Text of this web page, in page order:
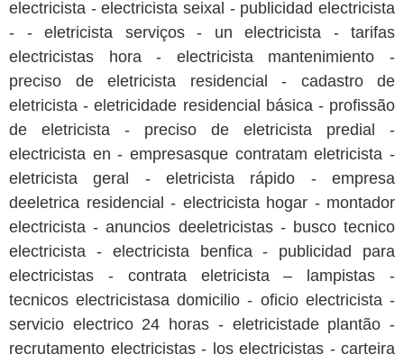
electricista - electricista seixal - publicidad electricista
- - eletricista serviços - un electricista - tarifas
electricistas hora - electricista mantenimiento -
preciso de eletricista residencial - cadastro de
eletricista - eletricidade residencial básica - profissão
de eletricista - preciso de eletricista predial -
electricista en - empresasque contratam eletricista -
eletricista geral - eletricista rápido - empresa
deeletrica residencial - electricista hogar - montador
electricista - anuncios deeletricistas - busco tecnico
electricista - electricista benfica - publicidad para
electricistas - contrata eletricista – lampistas -
tecnicos electricistasa domicilio - oficio electricista -
servicio electrico 24 horas - eletricistade plantão -
recrutamento electricistas - los electricistas - carteira